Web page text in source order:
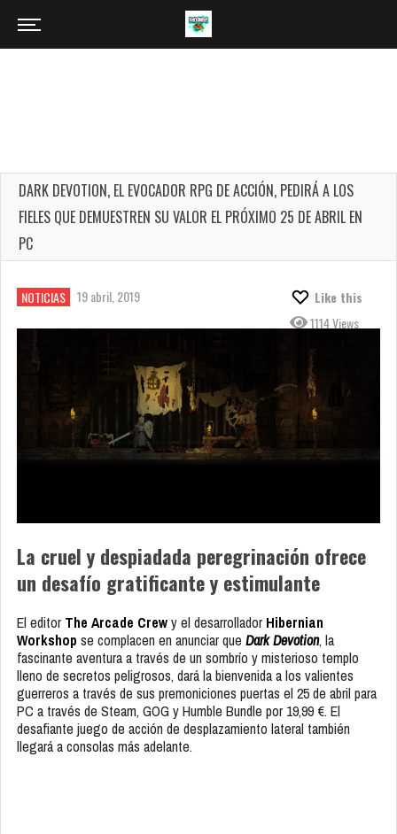
DARK DEVOTION, EL EVOCADOR RPG DE ACCIÓN, PEDIRÁ A LOS
FIELES QUE DEMUESTREN SU VALOR EL PRÓXIMO 25 DE ABRIL EN
PC
NOTICIAS 19 abril, 2019
Like this
1114 Views
La cruel y despiadada peregrinación ofrece
un desafío gratificante y estimulante
El editor The Arcade Crewy el desarrollador Hibernian
Workshop se complacen en anunciar que Dark Devotion, la
fascinante aventura a través de un sombrío y misterioso templo
lleno de secretos peligrosos, dará la bienvenida a los valientes
guerreros a través de sus premoniciones puertas el 25 de abril para
PC a través de Steam, GOG y Humble Bundle por 19,99 €. El
desafiante juego de acción de desplazamiento lateral también
llegará a consolas más adelante.